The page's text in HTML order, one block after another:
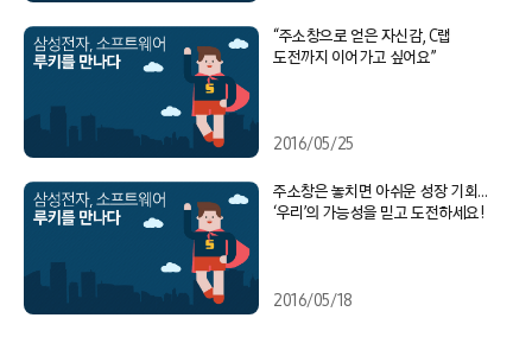
“주소창으로 얻은 자신감, C랩
도전까지 이어가고 싶어요”
2016/05/25
주소창은 놓치면 아쉬운 성장 기회…
‘우리’의 가능성을 믿고 도전하세요!
2016/05/18